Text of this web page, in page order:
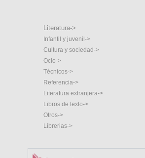
Literatura->
Infantil y juvenil->
Cultura y sociedad->
Ocio->
Técnicos->
Referencia->
Literatura extranjera->
Libros de texto->
Otros->
Librerias->